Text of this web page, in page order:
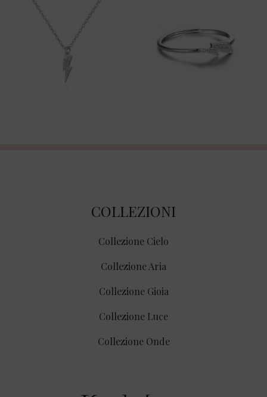
COLLEZIONI
Collezione Cielo
Collezione Aria
Collezione Gioia
Collezione Luce
Collezione Onde